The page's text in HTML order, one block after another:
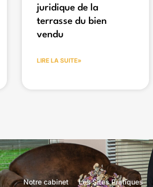
juridique de la
terrasse du bien
vendu
LIRE LA SUITE»
Notre cabinet Les Sites Pratiques